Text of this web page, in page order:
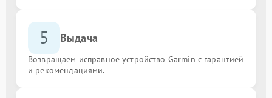
5 Выдача
Возвращаем исправное устройство Garmin с гарантией
и рекомендациями.